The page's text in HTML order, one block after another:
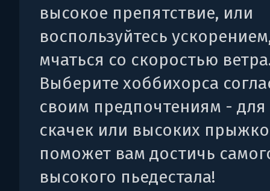
высокое препятствие, или
воспользуйтесь
мчаться со скоростью
Выберите хоббихорса
своим предпочтениям -
скачек или высоких
поможет вам достичь
высокого пьедестала!